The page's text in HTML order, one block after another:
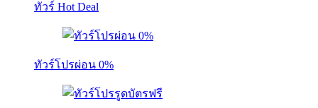
ทัวร์ Hot Deal
ทัวร์โปรผ่อน 0%